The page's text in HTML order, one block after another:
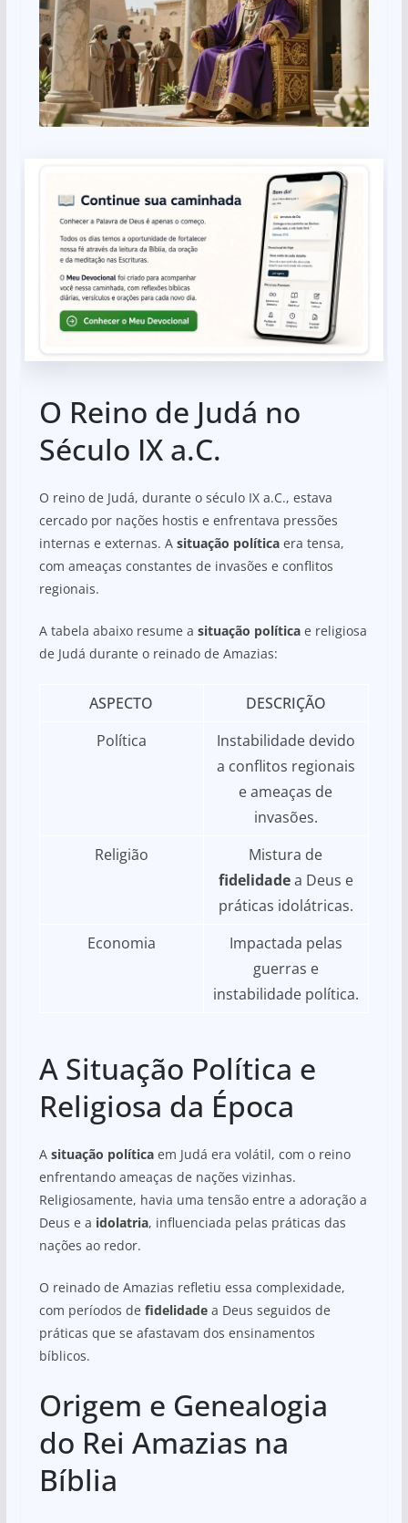
O Reino de Judá no
Século IX a.C.
O reino de Judá, durante o século IX a.C., estava
cercado por nações hostis e enfrentava pressões
internas e externas. A situação políticaera tensa,
com ameaças constantes de invasões e conflitos
regionais.
A tabela abaixo resume a situação políticae religiosa
de Judá durante o reinado de Amazias:
ASPECTO
DESCRIÇÃO
Política
Instabilidade devido
a conflitos regionais
e ameaças de
invasões.
Religião
Mistura de
fidelidadea Deus e
práticas idolátricas.
Economia
Impactada pelas
guerras e
instabilidade política.
A Situação Política e
Religiosa da Época
A situação políticaem Judá era volátil, com o reino
enfrentando ameaças de nações vizinhas.
Religiosamente, havia uma tensão entre a adoração a
Deus e a idolatria, influenciada pelas práticas das
nações ao redor.
O reinado de Amazias refletiu essa complexidade,
com períodos de fidelidadea Deus seguidos de
práticas que se afastavam dos ensinamentos
bíblicos.
Origem e Genealogia
do Rei Amazias na
Bíblia